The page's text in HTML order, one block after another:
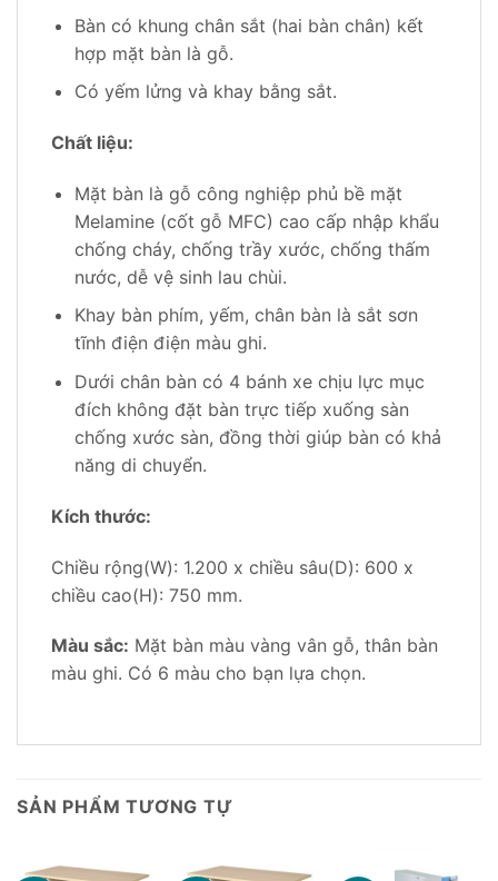
Bàn có khung chân sắt (hai bàn chân) kết
hợp mặt bàn là gỗ.
Có yếm lửng và khay bằng sắt.
Chất liệu:
Mặt bàn là gỗ công nghiệp phủ bề mặt
Melamine (cốt gỗ MFC) cao cấp nhập khẩu
chống cháy, chống trầy xước, chống thấm
nước, dễ vệ sinh lau chùi.
Khay bàn phím, yếm, chân bàn là sắt sơn
tĩnh điện điện màu ghi.
Dưới chân bàn có 4 bánh xe chịu lực mục
đích không đặt bàn trực tiếp xuống sàn
chống xước sàn, đồng thời giúp bàn có khả
năng di chuyển.
Kích thước:
Chiều rộng(W): 1.200 x chiều sâu(D): 600 x
chiều cao(H): 750 mm.
Màu sắc: Mặt bàn màu vàng vân gỗ, thân bàn
màu ghi. Có 6 màu cho bạn lựa chọn.
SẢN PHẨM TƯƠNG TỰ